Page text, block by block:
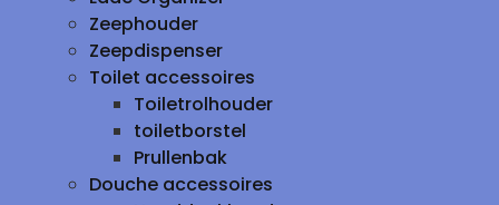
Zeephouder
Zeepdispenser
Toilet accessoires
Toiletrolhouder
toiletborstel
Prullenbak
Douche accessoires